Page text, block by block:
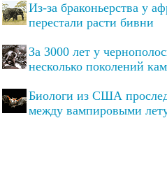
Из-за браконьерства у
перестали расти бивни
За 3000 лет у
несколько поколений
Биологи из США
между вампировыми